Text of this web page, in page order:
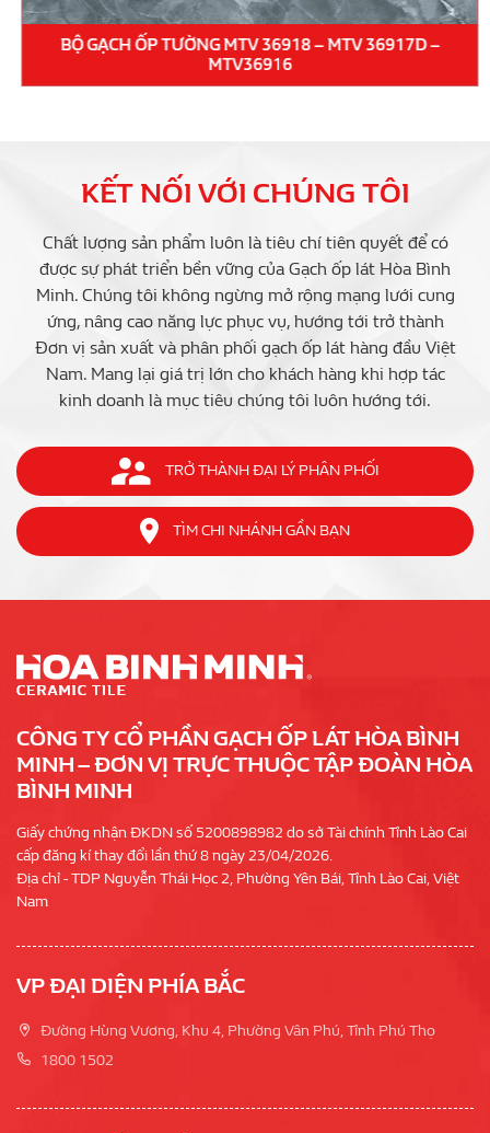
BỘ GẠCH ỐP TƯỜNG MTV 36918 – MTV 36917D –
MTV36916
KẾT NỐI VỚI CHÚNG TÔI
Chất lượng sản phẩm luôn là tiêu chí tiên quyết để có
được sự phát triển bền vững của Gạch ốp lát Hòa Bình
Minh. Chúng tôi không ngừng mở rộng mạng lưới cung
ứng, nâng cao năng lực phục vụ, hướng tới trở thành
Đơn vị sản xuất và phân phối gạch ốp lát hàng đầu Việt
Nam. Mang lại giá trị lớn cho khách hàng khi hợp tác
kinh doanh là mục tiêu chúng tôi luôn hướng tới.
TRỞ THÀNH ĐẠI LÝ PHÂN PHỐI
TÌM CHI NHÁNH GẦN BẠN
CÔNG TY CỔ PHẦN GẠCH ỐP LÁT HÒA BÌNH
MINH – ĐƠN VỊ TRỰC THUỘC TẬP ĐOÀN HÒA
BÌNH MINH
Giấy chứng nhận ĐKDN số 5200898982 do sở Tài chính Tỉnh Lào Cai
cấp đăng kí thay đổi lần thứ 8 ngày 23/04/2026.
Địa chỉ - TDP Nguyễn Thái Học 2, Phường Yên Bái, Tỉnh Lào Cai, Việt
Nam
VP ĐẠI DIỆN PHÍA BẮC
Đường Hùng Vương, Khu 4, Phường Vân Phú, Tỉnh Phú Thọ
1800 1502